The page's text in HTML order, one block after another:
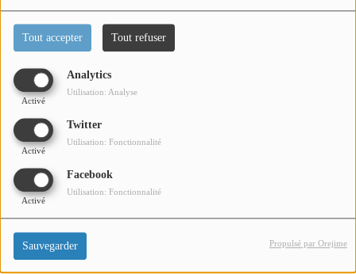
Tout accepter Tout refuser
Analytics
Activé
Utilisation: Analyse
Twitter
Activé
Utilisation: Fonctionnalité
Facebook
Activé
Utilisation: Fonctionnalité
Sauvegarder Propulsé par Orejime
Podcasts
Jeu concours
Contactez-nous
Se connecter
hôtelière de la faculté des métiers à Cannes. Emission en
partenariat avec la communauté d'agglomération Cannes